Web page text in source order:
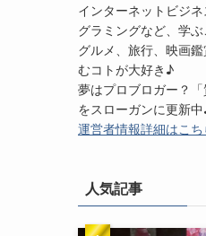
インターネットビジ
グラミングなど、学ぶ
グルメ、旅行、映画
むコトが大好き♪
夢はプロブロガー？「
をスローガンに更新
運営者情報詳細はこち
人気記事